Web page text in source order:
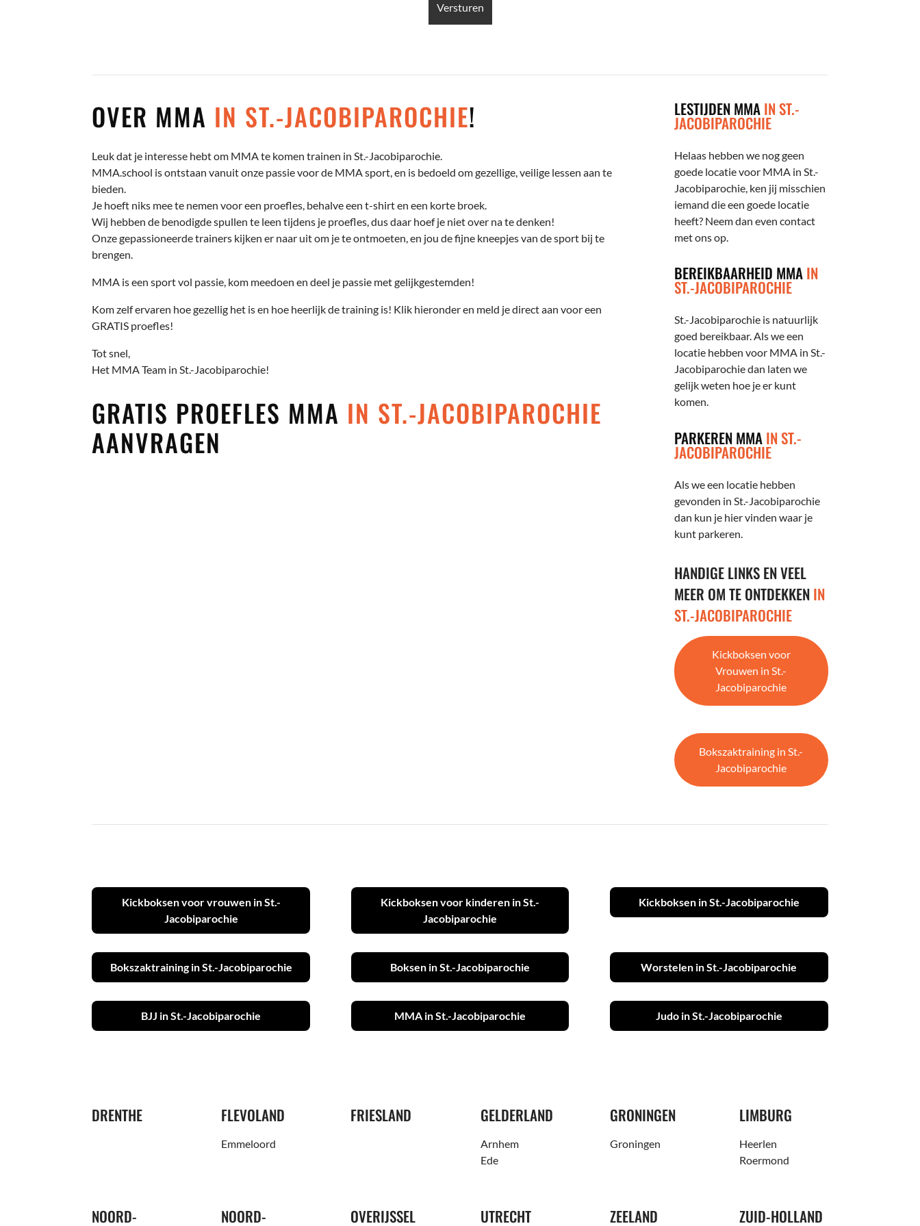
OVER MMA IN ST.-JACOBIPAROCHIE!
Leuk dat je interesse hebt om MMA te komen trainen in St.-Jacobiparochie.
MMA.school is ontstaan vanuit onze passie voor de MMA sport, en is bedoeld om gezellige, veilige lessen aan te
bieden.
Je hoeft niks mee te nemen voor een proefles, behalve een t-shirt en een korte broek.
Wij hebben de benodigde spullen te leen tijdens je proefles, dus daar hoef je niet over na te denken!
Onze gepassioneerde trainers kijken er naar uit om je te ontmoeten, en jou de fijne kneepjes van de sport bij te
brengen.
MMA is een sport vol passie, kom meedoen en deel je passie met gelijkgestemden!
Kom zelf ervaren hoe gezellig het is en hoe heerlijk de training is! Klik hieronder en meld je direct aan voor een
GRATIS proefles!
Tot snel,
Het MMA Team in St.-Jacobiparochie!
GRATIS PROEFLES MMA IN ST.-JACOBIPAROCHIE
AANVRAGEN
LESTIJDEN MMAIN ST.-
JACOBIPAROCHIE
Helaas hebben we nog geen
goede locatie voor MMA in St.-
Jacobiparochie, ken jij misschien
iemand die een goede locatie
heeft? Neem dan even contact
met ons op.
BEREIKBAARHEID MMAIN
ST.-JACOBIPAROCHIE
St.-Jacobiparochie is natuurlijk
goed bereikbaar. Als we een
locatie hebben voor MMA in St.-
Jacobiparochie dan laten we
gelijk weten hoe je er kunt
komen.
PARKEREN MMAIN ST.-
JACOBIPAROCHIE
Als we een locatie hebben
gevonden in St.-Jacobiparochie
dan kun je hier vinden waar je
kunt parkeren.
HANDIGE LINKS EN VEEL
MEER OM TE ONTDEKKENIN
ST.-JACOBIPAROCHIE
Kickboksen voor
Vrouwen in St.-
Jacobiparochie
Bokszaktraining in St.-
Jacobiparochie
Kickboksen voor vrouwen in St.-
Jacobiparochie
Kickboksen voor kinderen in St.-
Jacobiparochie
Kickboksen in St.-Jacobiparochie
Bokszaktraining in St.-Jacobiparochie Boksen in St.-Jacobiparochie Worstelen in St.-Jacobiparochie
BJJ in St.-Jacobiparochie MMA in St.-Jacobiparochie Judo in St.-Jacobiparochie
DRENTHE FLEVOLAND
Emmeloord
FRIESLAND GELDERLAND
Arnhem
Ede
GRONINGEN
Groningen
LIMBURG
Heerlen
Roermond
NOORD- NOORD- OVERIJSSEL UTRECHT ZEELAND ZUID-HOLLAND